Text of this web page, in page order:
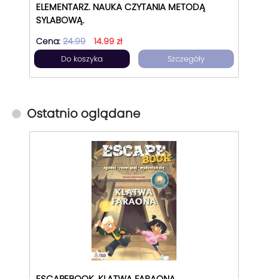
ELEMENTARZ. NAUKA CZYTANIA METODĄ
SYLABOWĄ.
Cena: 24.99 14.99 zł
Do koszyka Szczegóły
Ostatnio oglądane